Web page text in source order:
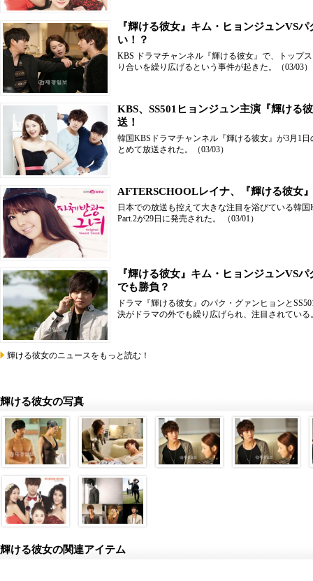
『輝ける彼女』キム・ヒョンジュンVS
い！？
KBS ドラマチャンネル『輝ける彼女』で、トップ
り合いを繰り広げるという事件が起きた。
（03/03）
KBS、SS501ヒョンジュン主演『輝ける
送！
韓国KBSドラマチャンネル『輝ける彼女』が3月1
とめて放送された。
（03/03）
AFTERSCHOOLレイナ、『輝ける彼女
日本での放送も控えて大きな注目を浴びている韓
Part.2が29日に発売された。
（03/01）
『輝ける彼女』キム・ヒョンジュンVS
でも勝負？
ドラマ『輝ける彼女』のパク・グァンヒョンと
決がドラマの外でも繰り広げられ、注目されている
輝ける彼女のニュースをもっと読む！
輝ける彼女の写真
輝ける彼女の関連アイテム